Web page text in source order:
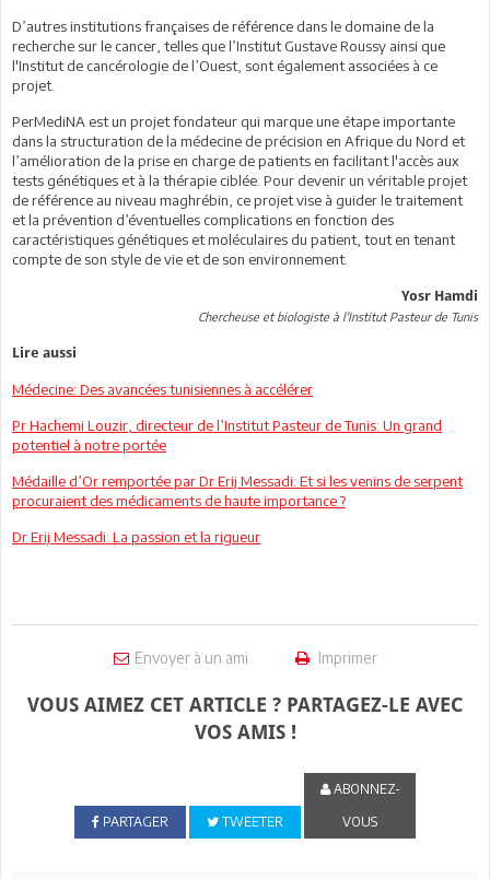
D’autres institutions françaises de référence dans le domaine de la
recherche sur le cancer, telles que l’Institut Gustave Roussy ainsi que
l'Institut de cancérologie de l’Ouest, sont également associées à ce
projet.
PerMediNA est un projet fondateur qui marque une étape importante
dans la structuration de la médecine de précision en Afrique du Nord et
l’amélioration de la prise en charge de patients en facilitant l'accès aux
tests génétiques et à la thérapie ciblée. Pour devenir un véritable projet
de référence au niveau maghrébin, ce projet vise à guider le traitement
et la prévention d’éventuelles complications en fonction des
caractéristiques génétiques et moléculaires du patient, tout en tenant
compte de son style de vie et de son environnement.
Yosr Hamdi
Chercheuse et biologiste à l'Institut Pasteur de Tunis
Lire aussi
Médecine: Des avancées tunisiennes à accélérer
Pr Hachemi Louzir, directeur de l’Institut Pasteur de Tunis: Un grand
potentiel à notre portée
Médaille d’Or remportée par Dr Erij Messadi: Et si les venins de serpent
procuraient des médicaments de haute importance ?
Dr Erij Messadi: La passion et la rigueur
Envoyer à un ami Imprimer
VOUS AIMEZ CET ARTICLE ? PARTAGEZ-LE AVEC
VOS AMIS !
PARTAGER TWEETER
ABONNEZ-
VOUS